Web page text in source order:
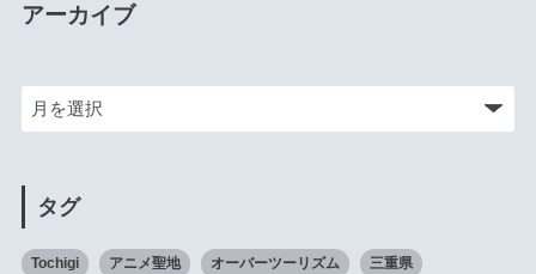
アーカイブ
タグ
Tochigi アニメ聖地 オーバーツーリズム 三重県